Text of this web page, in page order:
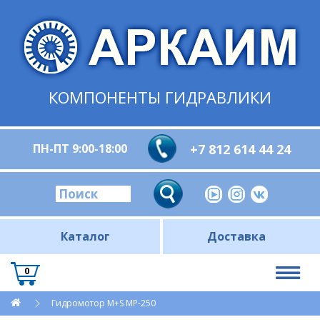
КОМПОНЕНТЫ ГИДРАВЛИКИ
ПН-ПТ 9:00-18:00 +7 812 614 44 24
Каталог Доставка
0
Гидромотор M+S MP-250